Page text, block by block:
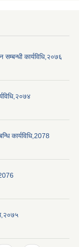
सम्बन्धी कार्यविधि,२०७६
कार्यविधि,2078